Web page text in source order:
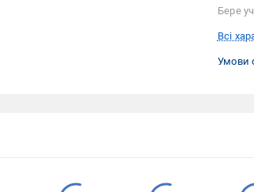
Бере
Всі
Умови